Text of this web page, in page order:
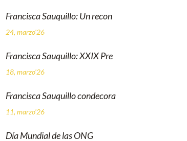
Francisca Sauquillo: Un recon
24, marzo'26
Francisca Sauquillo: XXIX Pre
18, marzo'26
Francisca Sauquillo condecora
11, marzo'26
Día Mundial de las ONG